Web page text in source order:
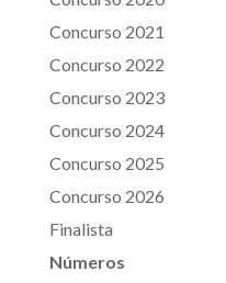
Concurso 2021
Concurso 2022
Concurso 2023
Concurso 2024
Concurso 2025
Concurso 2026
Finalista
Números